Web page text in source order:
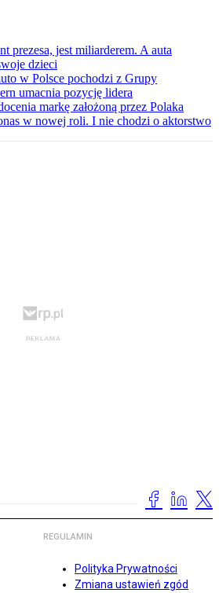
prezesa, jest miliarderem. A auta
dzieci
w Polsce pochodzi z Grupy
umacnia pozycję lidera
markę założoną przez Polaka
w nowej roli. I nie chodzi o aktorstwo
REGULAMIN
Polityka Prywatności
Zmiana ustawień zgód